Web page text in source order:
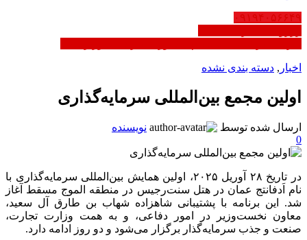
۰۹۱۹۴۰۵۶۶۴۹
اخبار , دسته بندی نشده
اولین مجمع بین‌المللی سرمایه‌گذاری
ارسال شده توسط
نویسنده
0
در تاریخ ۲۸ آوریل ۲۰۲۵، اولین همایش بین‌المللی سرمایه‌گذاری با
نام اَدفانتج عمان در هتل سنت‌رجیس در منطقه الموج مسقط آغاز
شد. این برنامه با پشتیبانی شاهزاده شهاب بن طارق آل سعید،
معاون نخست‌وزیر در امور دفاعی، و به همت وزارت تجارت،
صنعت و جذب سرمایه‌گذار برگزار می‌شود و دو روز ادامه دارد.